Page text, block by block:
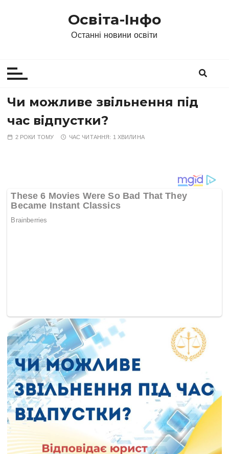
Освіта-Інфо
Останні новини освіти
Чи можливе звільнення під
час відпустки?
2 РОКИ ТОМУ ЧАС ЧИТАННЯ: 1 ХВИЛИНА